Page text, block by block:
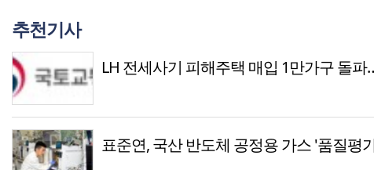
추천기사
LH 전세사기 피해주택 매입 1만가구 돌
표준연, 국산 반도체 공정용 가스 '품질평